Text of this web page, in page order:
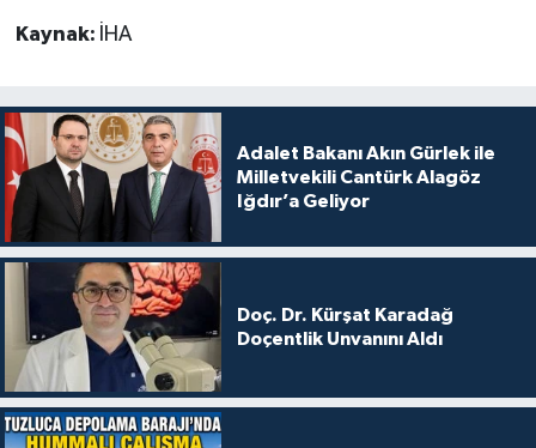
Kaynak: İHA
Adalet Bakanı Akın Gürlek ile
Milletvekili Cantürk Alagöz
Iğdır’a Geliyor
Doç. Dr. Kürşat Karadağ
Doçentlik Unvanını Aldı